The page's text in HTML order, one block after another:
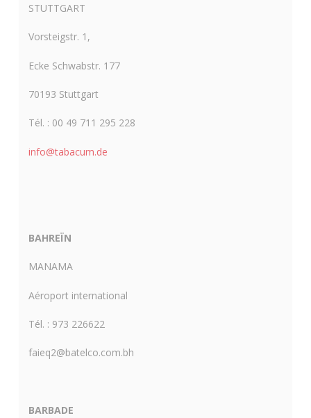
STUTTGART
Vorsteigstr. 1,
Ecke Schwabstr. 177
70193 Stuttgart
Tél. : 00 49 711 295 228
info@tabacum.de
BAHREÏN
MANAMA
Aéroport international
Tél. : 973 226622
faieq2@batelco.com.bh
BARBADE